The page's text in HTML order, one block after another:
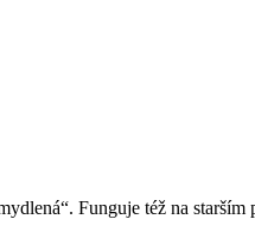
Funguje též na